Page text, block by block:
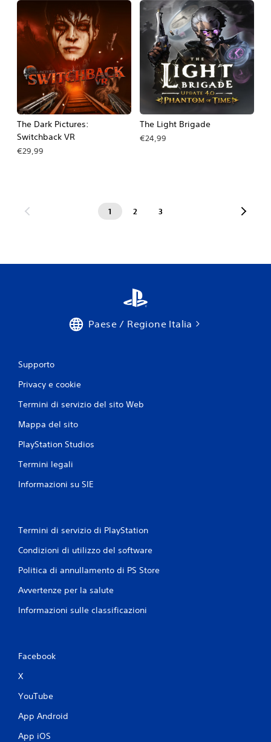
The Dark Pictures:
Switchback VR
€29,99
The Light Brigade
€24,99
1 2 3
Paese / Regione Italia
Supporto
Privacy e cookie
Termini di servizio del sito Web
Mappa del sito
PlayStation Studios
Termini legali
Informazioni su SIE
Termini di servizio di PlayStation
Condizioni di utilizzo del software
Politica di annullamento di PS Store
Avvertenze per la salute
Informazioni sulle classificazioni
Facebook
X
YouTube
App Android
App iOS